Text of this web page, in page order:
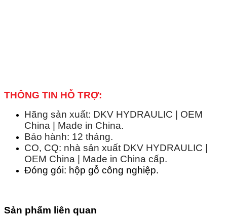
THÔNG TIN HỖ TRỢ:
Hãng sản xuất: DKV HYDRAULIC | OEM
China | Made in China.
Bảo hành: 12 tháng.
CO, CQ: nhà sản xuất DKV HYDRAULIC |
OEM China | Made in China cấp.
Đóng gói: hộp gỗ công nghiệp.
Sản phẩm liên quan